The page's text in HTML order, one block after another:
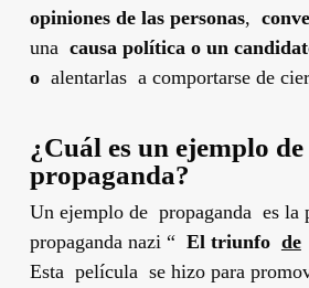
opiniones de las personas,
una causa política o un
o alentarlas a comportarse de
¿Cuál es un ejemplo de
propaganda?
Un ejemplo de propaganda es la
propaganda nazi “ El triunfo de
Esta película se hizo para